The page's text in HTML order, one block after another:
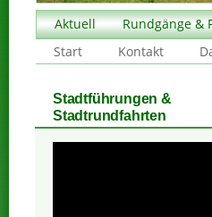
Aktuell Rundgänge &
Start
Kontakt
Stadtführungen &
Stadtrundfahrten